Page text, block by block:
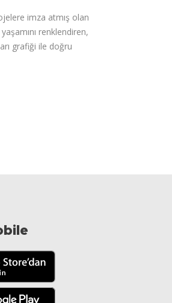
imza atmış olan
renklendiren,
grafiği ile doğru